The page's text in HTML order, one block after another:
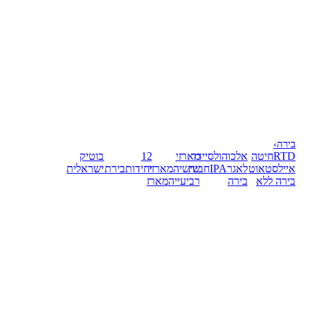
בירה›
RTDחיטה
איילסטאוט
בירה ללא
אלכוהולסיידר
לאגרIPAחבית
בירה
מארזי
שישיהמארזי
רביעייהמארז
12
יחידותבירת
בוטיק
ישראלית